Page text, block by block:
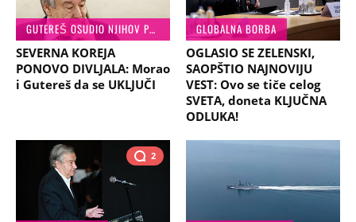
GUTEREŠ OSUDIO NJIHOV POTEZ
SEVERNA KOREJA
PONOVO DIVLJALA: Morao
i Gutereš da se UKLJUČI
GLOBALNA BORBA
OGLASIO SE ZELENSKI,
SAOPŠTIO NAJNOVIJU
VEST: Ovo se tiče celog
SVETA, doneta KLJUČNA
ODLUKA!
2